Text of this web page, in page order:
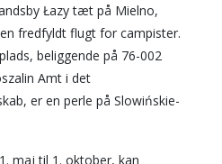
Łazy tæt på Mielno,
fredfyldt flugt for campister.
beliggende på 76-002
Amt i det
er en perle på Slowińskie-
maj til 1. oktober, kan